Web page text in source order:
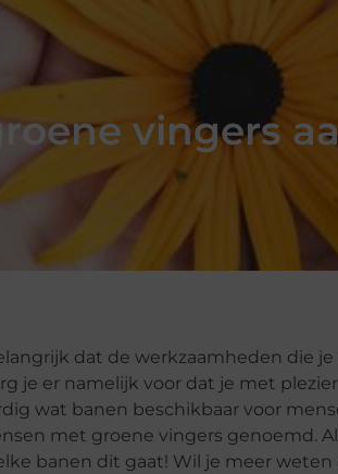
vingers
dat de werkzaamheden die
je er namelijk voor dat je met
wat banen beschikbaar voor
met groene vingers genoemd.
banen dit gaat! Wil je meer weten